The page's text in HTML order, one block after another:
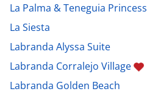
La Palma & Teneguia Princess
La Siesta
Labranda Alyssa Suite
Labranda Corralejo Village
Labranda Golden Beach